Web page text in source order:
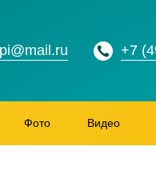
+7
Фото Видео